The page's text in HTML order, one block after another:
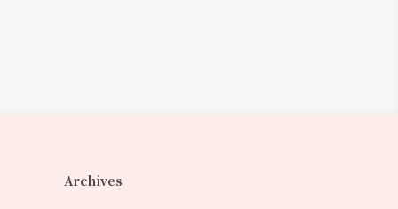
Archives